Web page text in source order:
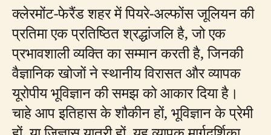
क्लेरमोंट-फेरैंड शहर में पियरे-अल्फोंस जूलियन की
प्रतिमा एक प्रतिष्ठित श्रद्धांजलि है, जो एक
प्रभावशाली व्यक्ति का सम्मान करती है, जिनकी
वैज्ञानिक खोजों ने स्थानीय विरासत और व्यापक
यूरोपीय भूविज्ञान की समझ को आकार दिया है।
चाहे आप इतिहास के शौकीन हों, भूविज्ञान के प्रेमी